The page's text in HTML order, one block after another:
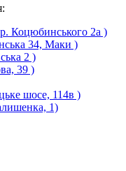
Коцюбинського 2а )
34, Маки )
2 )
39 )
шосе, 114в )
1)